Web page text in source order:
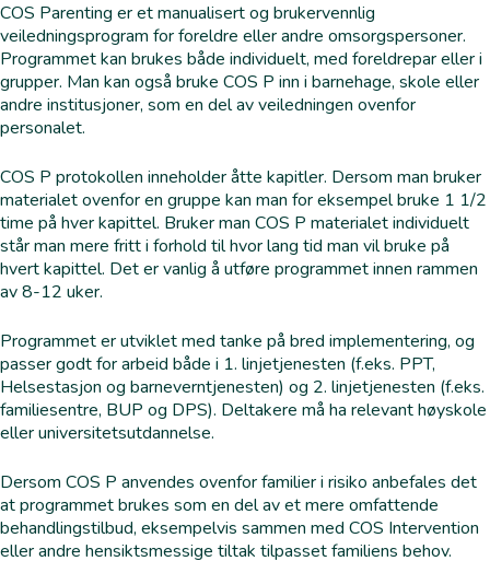
COS Parenting er et manualisert og brukervennlig
veiledningsprogram for foreldre eller andre omsorgspersoner.
Programmet kan brukes både individuelt, med foreldrepar eller i
grupper. Man kan også bruke COS P inn i barnehage, skole eller
andre institusjoner, som en del av veiledningen ovenfor
personalet.
COS P protokollen inneholder åtte kapitler. Dersom man bruker
materialet ovenfor en gruppe kan man for eksempel bruke 1 1/2
time på hver kapittel. Bruker man COS P materialet individuelt
står man mere fritt i forhold til hvor lang tid man vil bruke på
hvert kapittel. Det er vanlig å utføre programmet innen rammen
av 8-12 uker.
Programmet er utviklet med tanke på bred implementering, og
passer godt for arbeid både i 1. linjetjenesten (f.eks. PPT,
Helsestasjon og barneverntjenesten) og 2. linjetjenesten (f.eks.
familiesentre, BUP og DPS). Deltakere må ha relevant høyskole
eller universitetsutdannelse.
Dersom COS P anvendes ovenfor familier i risiko anbefales det
at programmet brukes som en del av et mere omfattende
behandlingstilbud, eksempelvis sammen med COS Intervention
eller andre hensiktsmessige tiltak tilpasset familiens behov.